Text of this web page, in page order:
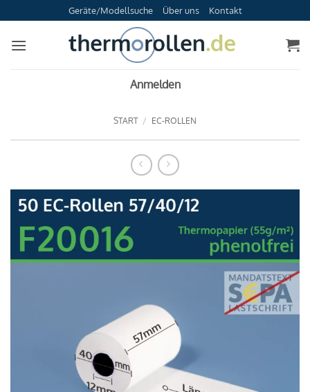
Inhalt
springen
Geräte/Modellsuche Über uns Kontakt
Anmelden
START / EC-ROLLEN